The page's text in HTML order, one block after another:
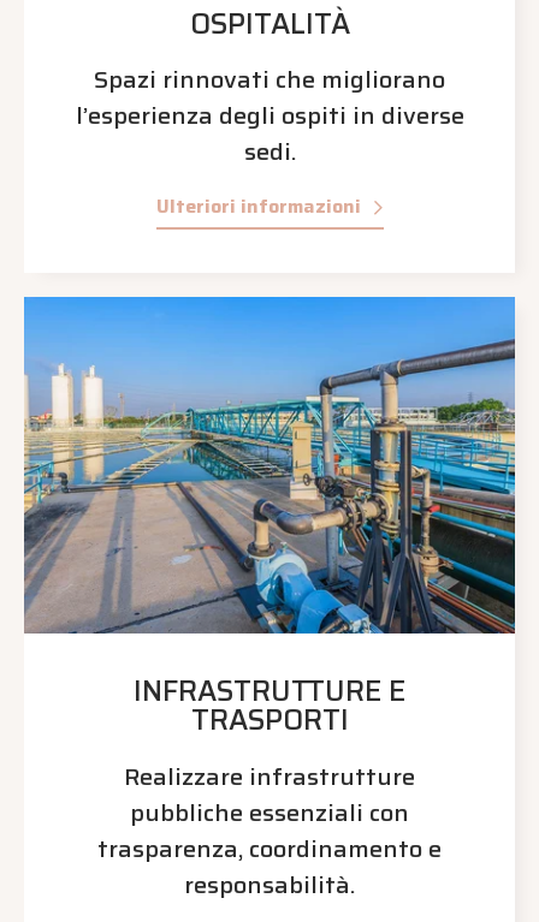
OSPITALITÀ
Spazi rinnovati che migliorano
l’esperienza degli ospiti in diverse
sedi.
Ulteriori informazioni
INFRASTRUTTURE E
TRASPORTI
Realizzare infrastrutture
pubbliche essenziali con
trasparenza, coordinamento e
responsabilità.